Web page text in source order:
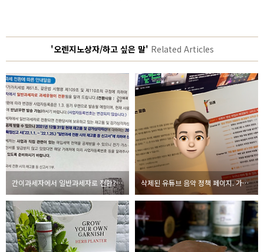
'오렌지노상자/하고 싶은 말' Related Articles
간이과세자에서 일반과세자로 전환? 간이배제 업종 종목 코드 리스트 삭제된 유튜브 음악 정책 페이지. 가요 저작권 확인은 어디서?